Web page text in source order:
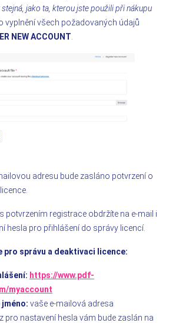
jako ta, kterou jste použili při nákupu
vyplnění všech požadovaných údajů
NEW ACCOUNT
adresu bude zasláno potvrzení o
potvrzením registrace obdržíte na e-mail i
hesla pro přihlášení do správy licencí.
pro správu a deaktivaci licence:
https://www.pdf-
myaccount
vaše e-mailová adresa
pro nastavení hesla vám bude zaslán na